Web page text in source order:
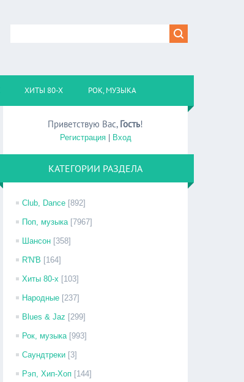
ХИТЫ 80-Х РОК, МУЗЫКА
Приветствую Вас, Гость!
Регистрация| Вход
КАТЕГОРИИ РАЗДЕЛА
Club, Dance [892]
Поп, музыка [7967]
Шансон [358]
R'N'B [164]
Хиты 80-х [103]
Народные [237]
Blues & Jaz [299]
Рок, музыка [993]
Саундтреки [3]
Рэп, Хип-Хоп [144]